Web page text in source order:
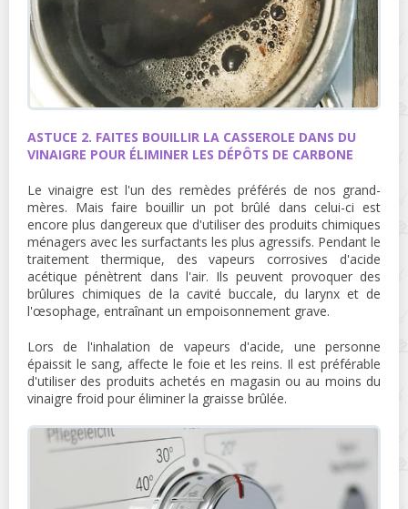
ASTUCE 2. FAITES BOUILLIR LA CASSEROLE DANS DU
VINAIGRE POUR ÉLIMINER LES DÉPÔTS DE CARBONE
Le vinaigre est l'un des remèdes préférés de nos grand-
mères. Mais faire bouillir un pot brûlé dans celui-ci est
encore plus dangereux que d'utiliser des produits chimiques
ménagers avec les surfactants les plus agressifs. Pendant le
traitement thermique, des vapeurs corrosives d'acide
acétique pénètrent dans l'air. Ils peuvent provoquer des
brûlures chimiques de la cavité buccale, du larynx et de
l'œsophage, entraînant un empoisonnement grave.
Lors de l'inhalation de vapeurs d'acide, une personne
épaissit le sang, affecte le foie et les reins. Il est préférable
d'utiliser des produits achetés en magasin ou au moins du
vinaigre froid pour éliminer la graisse brûlée.